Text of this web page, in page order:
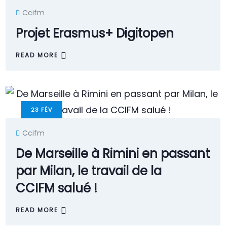
Ccifm
Projet Erasmus+ Digitopen
READ MORE
23 FÉV
Ccifm
De Marseille à Rimini en passant
par Milan, le travail de la
CCIFM salué !
READ MORE